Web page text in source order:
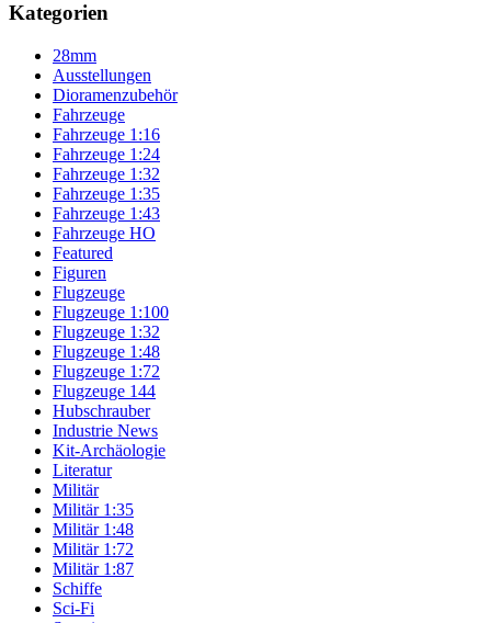
Kategorien
28mm
Ausstellungen
Dioramenzubehör
Fahrzeuge
Fahrzeuge 1:16
Fahrzeuge 1:24
Fahrzeuge 1:32
Fahrzeuge 1:35
Fahrzeuge 1:43
Fahrzeuge HO
Featured
Figuren
Flugzeuge
Flugzeuge 1:100
Flugzeuge 1:32
Flugzeuge 1:48
Flugzeuge 1:72
Flugzeuge 144
Hubschrauber
Industrie News
Kit-Archäologie
Literatur
Militär
Militär 1:35
Militär 1:48
Militär 1:72
Militär 1:87
Schiffe
Sci-Fi